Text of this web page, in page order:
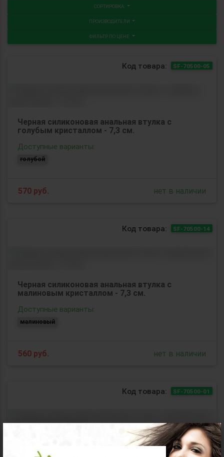
×
СОРТИРОВКА:
ПРОИЗВОДИТЕЛИ
ФИЛЬТР ПО ЦЕНЕ
Код товара: SF-70500-05
Черная силиконовая анальная втулка с
голубым кристаллом - 7,3 см.
Доступные варианты:
голубой
570 руб. нет в наличии
Код товара: SF-70500-14
Черная силиконовая анальная втулка с
малиновым кристаллом - 7,3 см.
Доступные варианты:
малиновый
560 руб. нет в наличии
Код товара: SF-70500-01
Черная силиконовая анальная втулка с